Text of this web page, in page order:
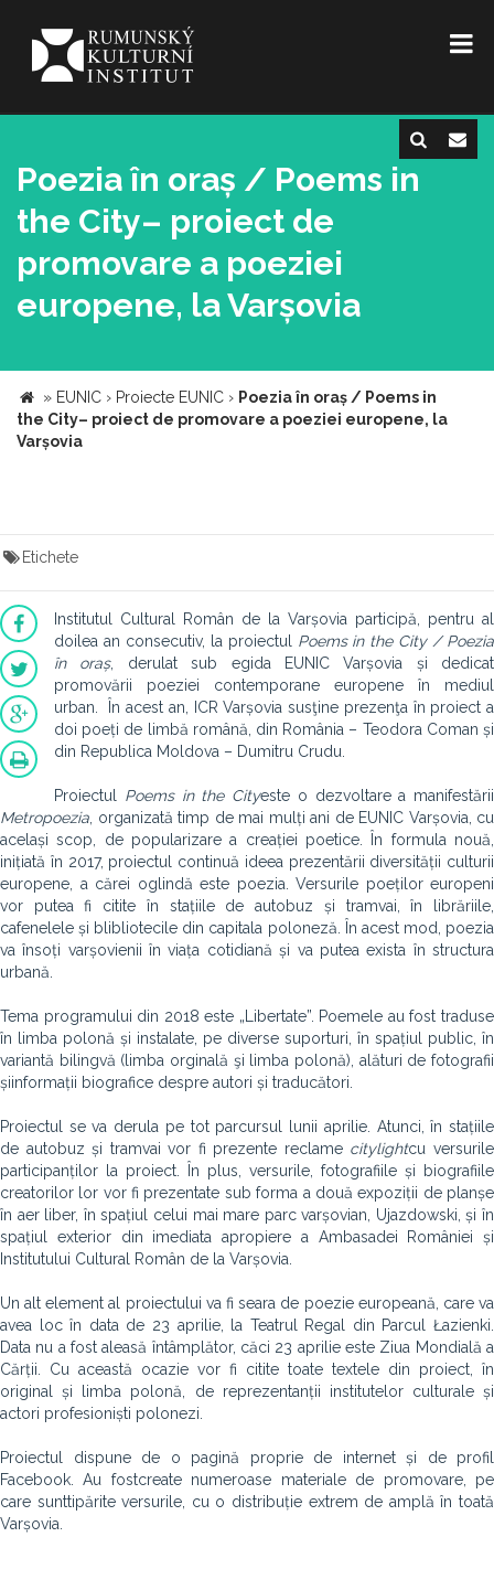
Poezia în oraș / Poems in
the City– proiect de
promovare a poeziei
europene, la Varșovia
» EUNIC › Proiecte EUNIC › Poezia în oraș / Poems in
the City– proiect de promovare a poeziei europene, la
Varșovia
Etichete
Institutul Cultural Român de la Varșovia participă, pentru al
doilea an consecutiv, la proiectul Poems in the City / Poezia
în oraș, derulat sub egida EUNIC Varșovia și dedicat
promovării poeziei contemporane europene în mediul
urban. În acest an, ICR Varșovia susţine prezenţa în proiect a
doi poeți de limbă română, din România – Teodora Coman și
din Republica Moldova – Dumitru Crudu.
Proiectul Poems in the Cityeste o dezvoltare a manifestării
Metropoezia , organizată timp de mai mulți ani de EUNIC Varșovia, cu
același scop, de popularizare a creației poetice. În formula nouă,
inițiată în 2017, proiectul continuă ideea prezentării diversității culturii
europene, a cărei oglindă este poezia. Versurile poeților europeni
vor putea fi citite în stațiile de autobuz și tramvai, în librăriile,
cafenelele și blibliotecile din capitala poloneză. În acest mod, poezia
va însoți varșovienii în viața cotidiană și va putea exista în structura
urbană.
Tema programului din 2018 este „Libertate”. Poemele au fost traduse
în limba polonă și instalate, pe diverse suporturi, în spațiul public, în
variantă bilingvă (limba orginală şi limba polonă), alături de fotografii
șiinformații biografice despre autori și traducători.
Proiectul se va derula pe tot parcursul lunii aprilie. Atunci, în stațiile
de autobuz și tramvai vor fi prezente reclame citylightcu versurile
participanților la proiect. În plus, versurile, fotografiile și biografiile
creatorilor lor vor fi prezentate sub forma a două expoziții de planșe
în aer liber, în spațiul celui mai mare parc varșovian, Ujazdowski, și în
spațiul exterior din imediata apropiere a Ambasadei României și
Institutului Cultural Român de la Varșovia.
Un alt element al proiectului va fi seara de poezie europeană, care va
avea loc în data de 23 aprilie, la Teatrul Regal din Parcul Łazienki.
Data nu a fost aleasă întâmplător, căci 23 aprilie este Ziua Mondială a
Cărții. Cu această ocazie vor fi citite toate textele din proiect, în
original și limba polonă, de reprezentanții institutelor culturale și
actori profesioniști polonezi.
Proiectul dispune de o pagină proprie de internet și de profil
Facebook. Au fostcreate numeroase materiale de promovare, pe
care sunttipărite versurile, cu o distribuție extrem de amplă în toată
Varșovia.